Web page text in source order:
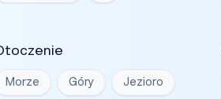
Morze Góry Jezioro